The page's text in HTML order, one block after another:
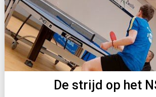
De strijd op het